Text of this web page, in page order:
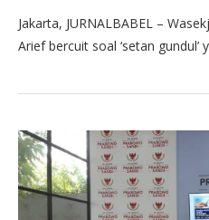
Jakarta, JURNALBABEL –
Arief bercuit soal ‘setan gundul’